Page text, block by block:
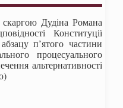
Дудіна Романа
Конституції
п’ятого частини
процесуального
альтернативності